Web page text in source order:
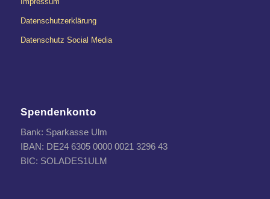
Datenschutzerklärung
Datenschutz Social Media
Spendenkonto
Bank: Sparkasse Ulm
IBAN: DE24 6305 0000 0021 3296 43
BIC: SOLADES1ULM